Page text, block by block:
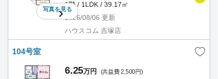
写真を見る
1階 / 1LDK / 39.17㎡
2026/08/06 更新
ハウスコム 吉塚店
104号室
6.25万円 (共益費 2,500円)